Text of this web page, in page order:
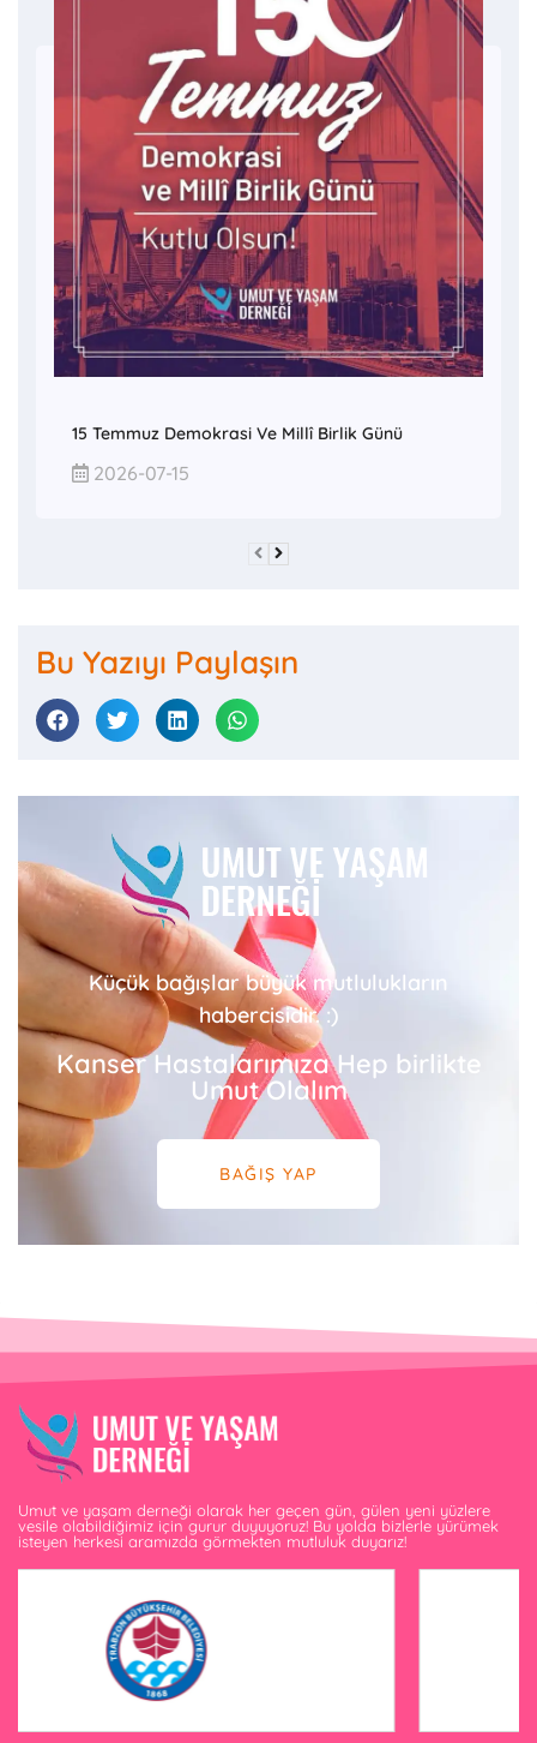
15 Temmuz Demokrasi Ve Millî Birlik Günü
2026-07-15
Bu Yazıyı Paylaşın
Küçük bağışlar büyük mutlulukların
habercisidir. :)
Kanser Hastalarımıza Hep birlikte
Umut Olalım
BAĞIŞ YAP
Umut ve yaşam derneği olarak her geçen gün, gülen yeni yüzlere
vesile olabildiğimiz için gurur duyuyoruz! Bu yolda bizlerle yürümek
isteyen herkesi aramızda görmekten mutluluk duyarız!